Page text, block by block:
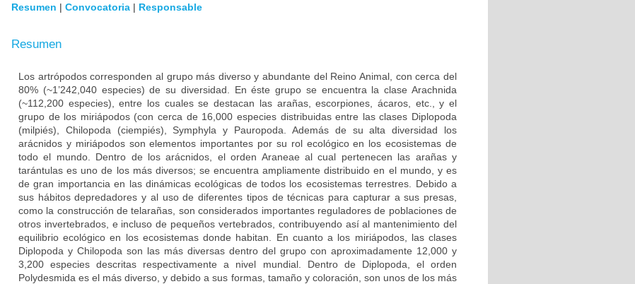
Resumen | Convocatoria | Responsable
Resumen
Los artrópodos corresponden al grupo más diverso y abundante del Reino Animal, con cerca del
80% (~1’242,040 especies) de su diversidad. En éste grupo se encuentra la clase Arachnida
(~112,200 especies), entre los cuales se destacan las arañas, escorpiones, ácaros, etc., y el
grupo de los miriápodos (con cerca de 16,000 especies distribuidas entre las clases Diplopoda
(milpiés), Chilopoda (ciempiés), Symphyla y Pauropoda. Además de su alta diversidad los
arácnidos y miriápodos son elementos importantes por su rol ecológico en los ecosistemas de
todo el mundo. Dentro de los arácnidos, el orden Araneae al cual pertenecen las arañas y
tarántulas es uno de los más diversos; se encuentra ampliamente distribuido en el mundo, y es
de gran importancia en las dinámicas ecológicas de todos los ecosistemas terrestres. Debido a
sus hábitos depredadores y al uso de diferentes tipos de técnicas para capturar a sus presas,
como la construcción de telarañas, son considerados importantes reguladores de poblaciones de
otros invertebrados, e incluso de pequeños vertebrados, contribuyendo así al mantenimiento del
equilibrio ecológico en los ecosistemas donde habitan. En cuanto a los miriápodos, las clases
Diplopoda y Chilopoda son las más diversas dentro del grupo con aproximadamente 12,000 y
3,200 especies descritas respectivamente a nivel mundial. Dentro de Diplopoda, el orden
Polydesmida es el más diverso, y debido a sus formas, tamaño y coloración, son unos de los más